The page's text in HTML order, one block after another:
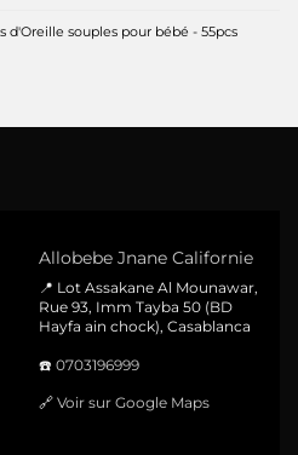
d'Oreille souples pour bébé - 55pcs
Allobebe Jnane Californie
📍 Lot Assakane Al Mounawar,
Rue 93, Imm Tayba 50 (BD
Hayfa ain chock), Casablanca
☎️ 0703196999
🔗 Voir sur Google Maps